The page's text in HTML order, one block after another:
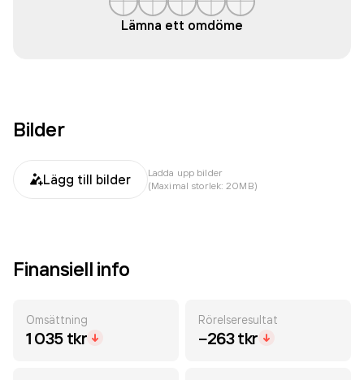
Lämna ett omdöme
Bilder
Lägg till bilder
Ladda upp bilder
(Maximal storlek: 20MB)
Finansiell info
Omsättning
1 035 tkr
Rörelseresultat
−263 tkr